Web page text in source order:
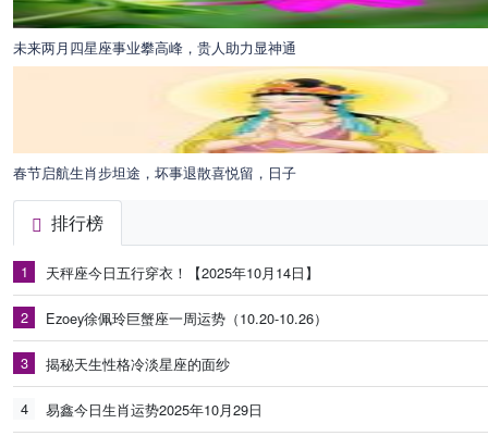
未来两月四星座事业攀高峰，贵人助力显神通
春节启航生肖步坦途，坏事退散喜悦留，日子
排行榜
1 天秤座今日五行穿衣！【2025年10月14日】
2 Ezoey徐佩玲巨蟹座一周运势（10.20-10.26）
3 揭秘天生性格冷淡星座的面纱
4 易鑫今日生肖运势2025年10月29日